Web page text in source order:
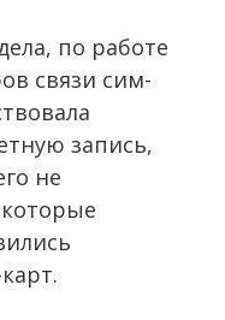
по работе
связи сим-
запись,
не